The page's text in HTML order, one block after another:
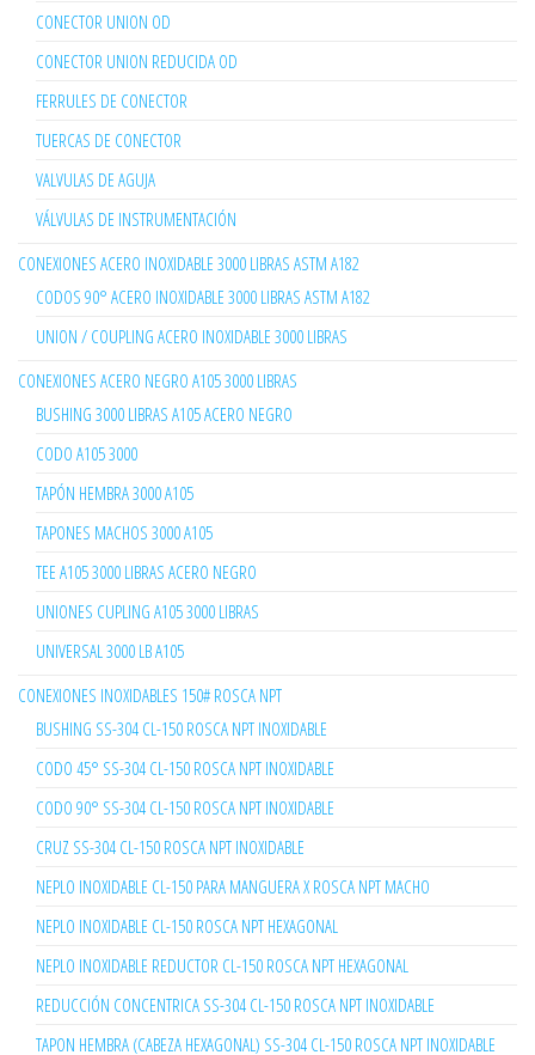
CONECTOR UNION OD
CONECTOR UNION REDUCIDA OD
FERRULES DE CONECTOR
TUERCAS DE CONECTOR
VALVULAS DE AGUJA
VÁLVULAS DE INSTRUMENTACIÓN
CONEXIONES ACERO INOXIDABLE 3000 LIBRAS ASTM A182
CODOS 90° ACERO INOXIDABLE 3000 LIBRAS ASTM A182
UNION / COUPLING ACERO INOXIDABLE 3000 LIBRAS
CONEXIONES ACERO NEGRO A105 3000 LIBRAS
BUSHING 3000 LIBRAS A105 ACERO NEGRO
CODO A105 3000
TAPÓN HEMBRA 3000 A105
TAPONES MACHOS 3000 A105
TEE A105 3000 LIBRAS ACERO NEGRO
UNIONES CUPLING A105 3000 LIBRAS
UNIVERSAL 3000 LB A105
CONEXIONES INOXIDABLES 150# ROSCA NPT
BUSHING SS-304 CL-150 ROSCA NPT INOXIDABLE
CODO 45° SS-304 CL-150 ROSCA NPT INOXIDABLE
CODO 90° SS-304 CL-150 ROSCA NPT INOXIDABLE
CRUZ SS-304 CL-150 ROSCA NPT INOXIDABLE
NEPLO INOXIDABLE CL-150 PARA MANGUERA X ROSCA NPT MACHO
NEPLO INOXIDABLE CL-150 ROSCA NPT HEXAGONAL
NEPLO INOXIDABLE REDUCTOR CL-150 ROSCA NPT HEXAGONAL
REDUCCIÓN CONCENTRICA SS-304 CL-150 ROSCA NPT INOXIDABLE
TAPON HEMBRA (CABEZA HEXAGONAL) SS-304 CL-150 ROSCA NPT INOXIDABLE